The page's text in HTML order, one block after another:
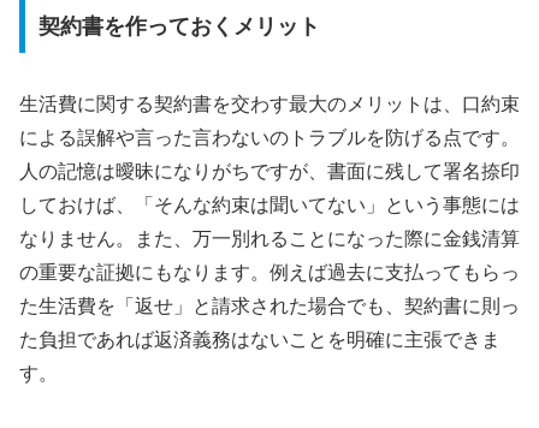
契約書を作っておくメリット
生活費に関する契約書を交わす最大のメリットは、口約束
による誤解や言った言わないのトラブルを防げる点です。
人の記憶は曖昧になりがちですが、書面に残して署名捺印
しておけば、「そんな約束は聞いてない」という事態には
なりません。また、万一別れることになった際に金銭清算
の重要な証拠にもなります。例えば過去に支払ってもらっ
た生活費を「返せ」と請求された場合でも、契約書に則っ
た負担であれば返済義務はないことを明確に主張できま
す。